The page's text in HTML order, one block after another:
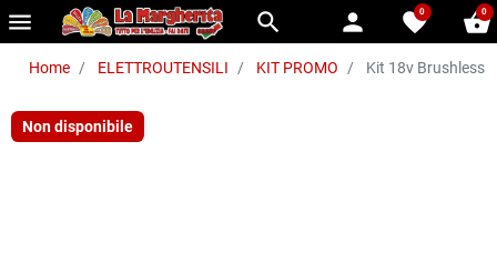
menu search person favorite
0 shopping_basket
0
Home ELETTROUTENSILI KIT PROMO Kit 18v Brushless
Non disponibile